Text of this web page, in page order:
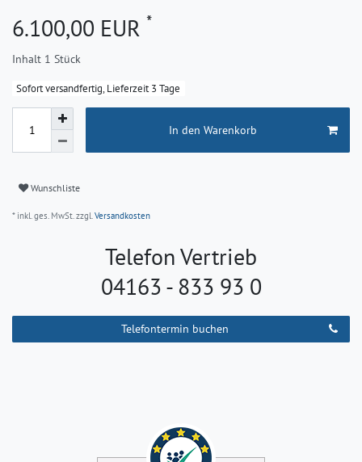
6.100,00 EUR *
Inhalt 1 Stück
Sofort versandfertig, Lieferzeit 3 Tage
In den Warenkorb
Wunschliste
* inkl. ges. MwSt. zzgl.Versandkosten
Telefon Vertrieb
04163 - 833 93 0
Telefontermin buchen